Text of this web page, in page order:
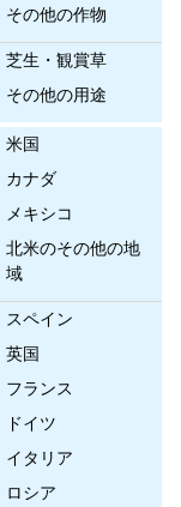
その他の作物
芝生・観賞草
その他の用途
米国
カナダ
メキシコ
北米のその他の地
域
スペイン
英国
フランス
ドイツ
イタリア
ロシア